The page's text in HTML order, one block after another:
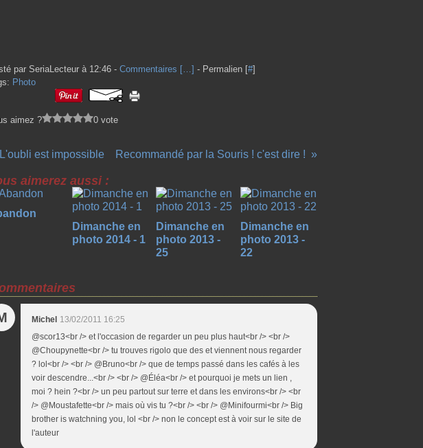
par SeriaLecteur à 12:46 - Commentaires […] - Permalien [#]
Photo
aimez ? 0 vote
L'oubli est impossible Recommandé par la Souris ! c'est dire !
aimerez aussi :
Dimanche en
photo 2014 - 1
Dimanche en
photo 2013 -
25
Dimanche en
photo 2013 -
22
Michel 13/02/2011 16:25
@scor13<br /> et l'occasion de regarder un peu plus haut<br /> <br />
@Choupynette<br /> tu trouves rigolo que des et viennent nous regarder
? lol<br /> <br /> @Bruno<br /> que de temps passé dans les cafés à les
voir descendre...<br /> <br /> @Éléa<br /> et pourquoi je mets un lien ,
moi ? hein ?<br /> un peu partout sur terre et dans les environs<br /> <br
/> @Moustafette<br /> mais où vis tu ?<br /> <br /> @Minifourmi<br /> Big
brother is watchning you, lol <br /> non le concept est à voir sur le site de
l'auteur